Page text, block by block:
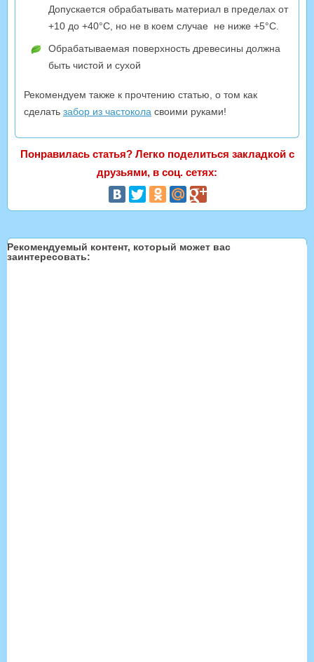
Допускается обрабатывать материал в пределах от
+10 до +40°С, но не в коем случае не ниже +5°С.
Обрабатываемая поверхность древесины должна
быть чистой и сухой
Рекомендуем также к прочтению статью, о том как
сделать забор из частокола своими руками!
Понравилась статья? Легко поделиться закладкой с
друзьями, в соц. сетях:
Рекомендуемый контент, который может вас
заинтересовать: